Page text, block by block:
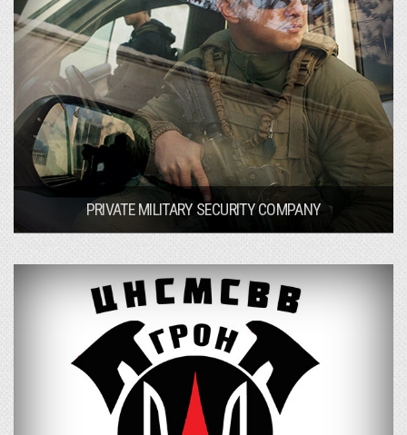
PRIVATE MILITARY SECURITY COMPANY